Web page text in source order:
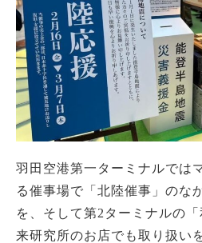
羽田空港第一ターミナルでは
る催事場で「北陸催事」のな
を、そして第2ターミナルの
来研究所のお店でも取り扱い